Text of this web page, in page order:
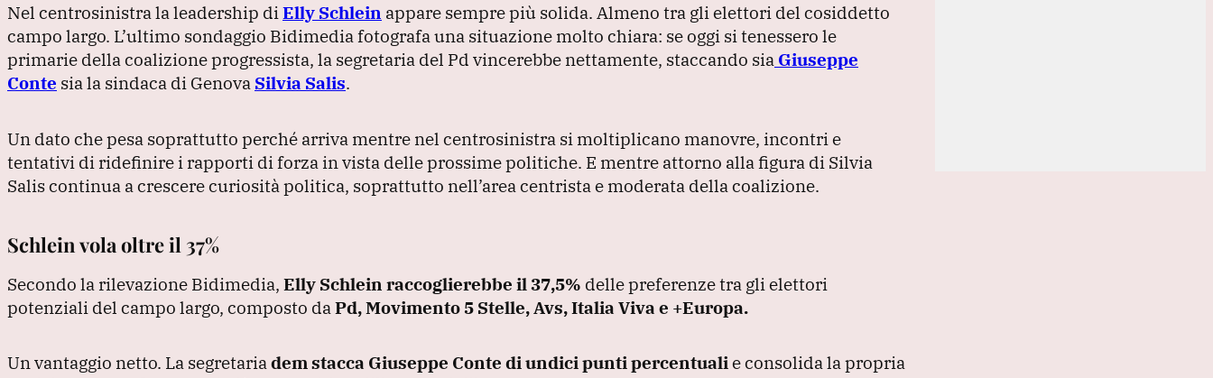
c
e
b
o
k
k
e
dI
at
s
A
p
e
gr
a
ai
l
Nel centrosinistra la leadership diElly Schlein appare sempre più solida. Almeno tra gli elettori del cosiddetto
campo largo. L’ultimo sondaggio Bidimedia fotografa una situazione molto chiara: se oggi si tenessero le
primarie della coalizione progressista, la segretaria del Pd vincerebbe nettamente, staccando sia Giuseppe
Conte sia la sindaca di Genova Silvia Salis.
Un dato che pesa soprattutto perché arriva mentre nel centrosinistra si moltiplicano manovre, incontri e
tentativi di ridefinire i rapporti di forza in vista delle prossime politiche. E mentre attorno alla figura di Silvia
Salis continua a crescere curiosità politica, soprattutto nell’area centrista e moderata della coalizione.
Schlein vola oltre il 37%
Secondo la rilevazione Bidimedia, Elly Schlein raccoglierebbe il 37,5% delle preferenze tra gli elettori
potenziali del campo largo, composto da Pd, Movimento 5 Stelle, Avs, Italia Viva e +Europa.
Un vantaggio netto. La segretaria dem stacca Giuseppe Conte di undici punti percentuali e consolida la propria